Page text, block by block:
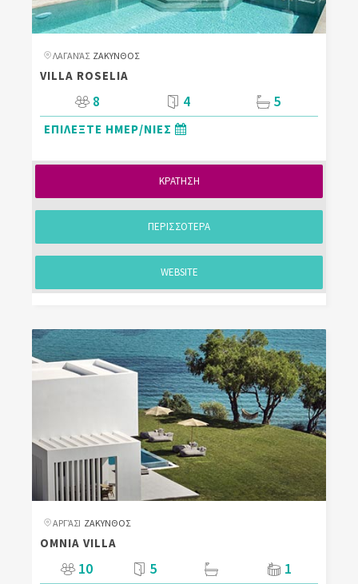
ΛΑΓΑΝΆΣΖΑΚΥΝΘΟΣ
VILLA ROSELIA
8 4 5
ΕΠΙΛΕΞΤΕ ΗΜΕΡ/ΝΙΕΣ
ΚΡΑΤΗΣΗ
ΠΕΡΙΣΣΟΤΕΡΑ
WEBSITE
ΑΡΓΆΣΙ ΖΑΚΥΝΘΟΣ
OMNIA VILLA
10 5 1